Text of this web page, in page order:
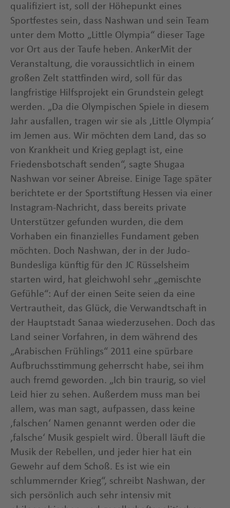
qualifiziert ist, soll der Höhepunkt eines
Sportfestes sein, dass Nashwan und sein Team
unter dem Motto „Little Olympia“ dieser Tage
vor Ort aus der Taufe heben. AnkerMit der
Veranstaltung, die voraussichtlich in einem
großen Zelt stattfinden wird, soll für das
langfristige Hilfsprojekt ein Grundstein gelegt
werden. „Da die Olympischen Spiele in diesem
Jahr ausfallen, tragen wir sie als ‚Little Olympia‘
im Jemen aus. Wir möchten dem Land, das so
von Krankheit und Krieg geplagt ist, eine
Friedensbotschaft senden“, sagte Shugaa
Nashwan vor seiner Abreise. Einige Tage später
berichtete er der Sportstiftung Hessen via einer
Instagram-Nachricht, dass bereits private
Unterstützer gefunden wurden, die dem
Vorhaben ein finanzielles Fundament geben
möchten. Doch Nashwan, der in der Judo-
Bundesliga künftig für den JC Rüsselsheim
starten wird, hat gleichwohl sehr „gemischte
Gefühle“: Auf der einen Seite seien da eine
Vertrautheit, das Glück, die Verwandtschaft in
der Hauptstadt Sanaa wiederzusehen. Doch das
Land seiner Vorfahren, in dem während des
„Arabischen Frühlings“ 2011 eine spürbare
Aufbruchsstimmung geherrscht habe, sei ihm
auch fremd geworden. „Ich bin traurig, so viel
Leid hier zu sehen. Außerdem muss man bei
allem, was man sagt, aufpassen, dass keine
‚falschen‘ Namen genannt werden oder die
‚falsche‘ Musik gespielt wird. Überall läuft die
Musik der Rebellen, und jeder hier hat ein
Gewehr auf dem Schoß. Es ist wie ein
schlummernder Krieg“, schreibt Nashwan, der
sich persönlich auch sehr intensiv mit